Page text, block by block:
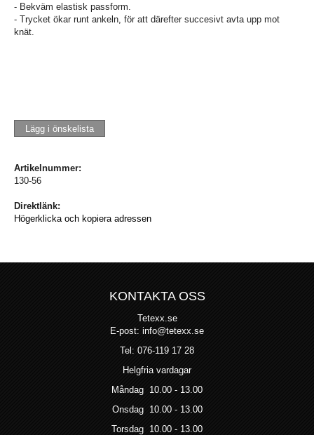
- Bekväm elastisk passform.
- Trycket ökar runt ankeln, för att därefter succesivt avta upp mot
knät.
Lägg i önskelista
Artikelnummer:
130-56
Direktlänk:
Högerklicka och kopiera adressen
KONTAKTA OSS
Tetexx.se
E-post: info@tetexx.se
Tel: 076-119 17 28
Helgfria vardagar
Måndag 10.00 - 13.00
Onsdag 10.00 - 13.00
Torsdag 10.00 - 13.00